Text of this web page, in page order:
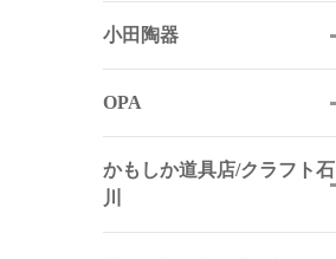
小田陶器
OPA
かもしか道具店/クラフト石
川